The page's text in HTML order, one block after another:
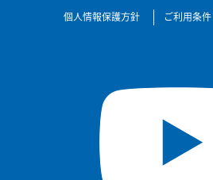
個人情報保護方針 ご利用条件